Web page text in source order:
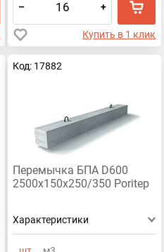
– +
Купить в 1 клик
Код: 17882
Перемычка БПА D600
2500х150х250/350 Poritep
Характеристики